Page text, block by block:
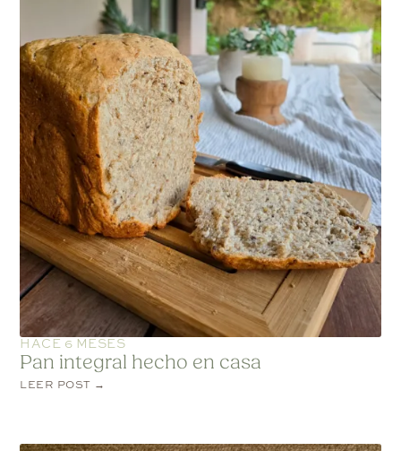
HACE 6 MESES
Pan integral hecho en casa
LEER POST →